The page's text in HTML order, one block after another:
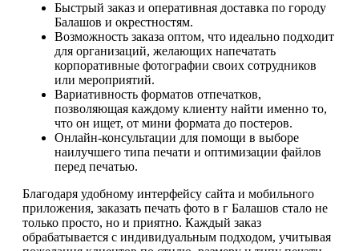
Быстрый заказ и оперативная доставка по городу
Балашов и окрестностям.
Возможность заказа оптом, что идеально подходит
для организаций, желающих напечатать
корпоративные фотографии своих сотрудников
или мероприятий.
Вариативность форматов отпечатков,
позволяющая каждому клиенту найти именно то,
что он ищет, от мини формата до постеров.
Онлайн-консультации для помощи в выборе
наилучшего типа печати и оптимизации файлов
перед печатью.
Благодаря удобному интерфейсу сайта и мобильного
приложения, заказать печать фото в г Балашов стало не
только просто, но и приятно. Каждый заказ
обрабатывается с индивидуальным подходом, учитывая